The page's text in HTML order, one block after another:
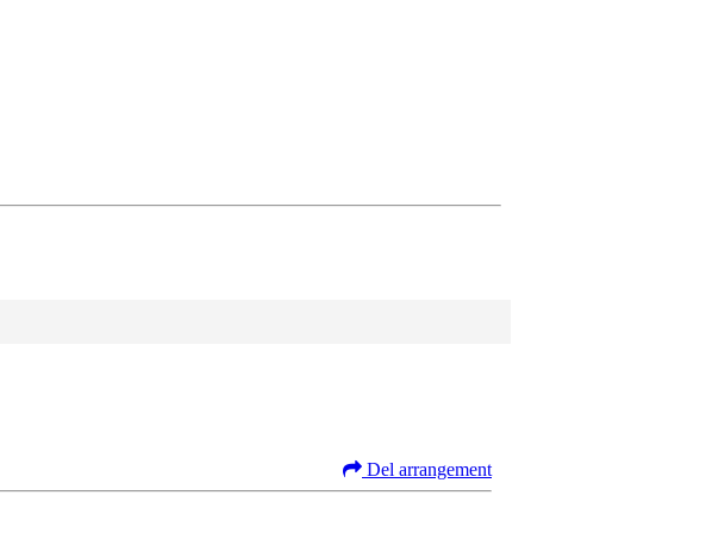
Del arrangement